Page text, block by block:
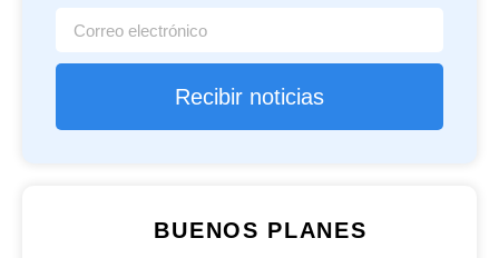
Recibir noticias
BUENOS PLANES